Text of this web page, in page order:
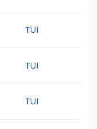
TUI
TUI
TUI